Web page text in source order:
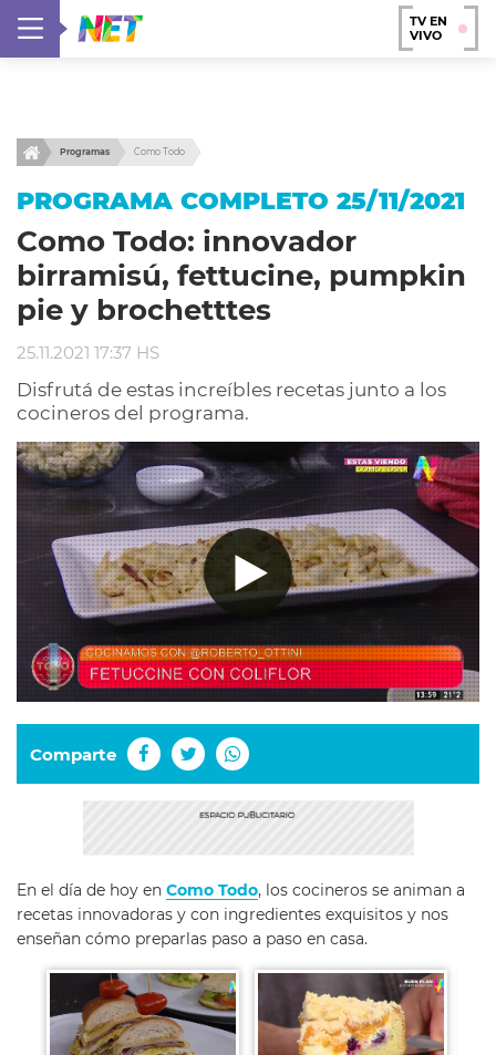
TV EN
VIVO
Programas Como Todo
PROGRAMA COMPLETO 25/11/2021
Como Todo: innovador
birramisú, fettucine, pumpkin
pie y brochetttes
25.11.2021 17:37 HS
Disfrutá de estas increíbles recetas junto a los
cocineros del programa.
Comparte
En el día de hoy en Como Todo, los cocineros se animan a
recetas innovadoras y con ingredientes exquisitos y nos
enseñan cómo preparlas paso a paso en casa.